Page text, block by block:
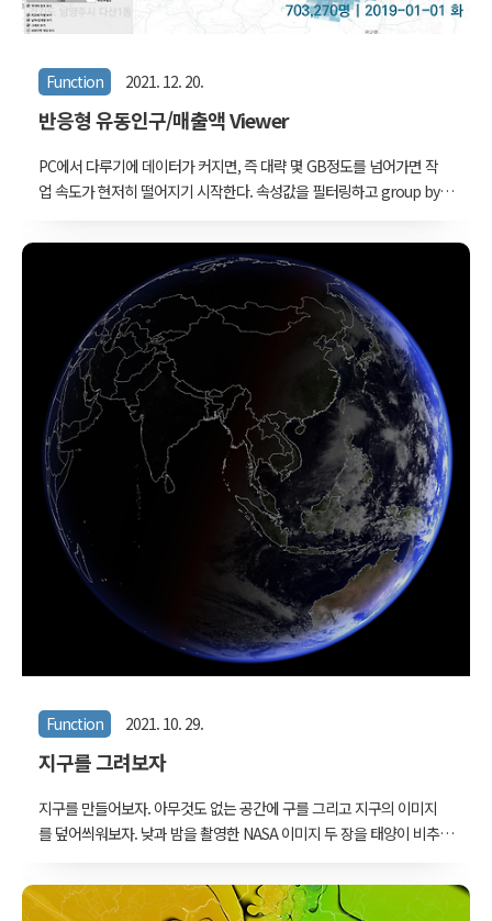
Function 2021. 12. 20.
반응형 유동인구/매출액 Viewer
PC에서 다루기에 데이터가 커지면, 즉 대략 몇 GB정도를 넘어가면 작
업 속도가 현저히 떨어지기 시작한다. 속성값을 필터링하고 group by
교하는 그래프를 그리는데도 적지 않은 노력이 든다. 많은 양의 데이터
를 탐색할 때는 생각의 끊김 없이 데이터를 헤집어볼 수 있는게 중요한
데, 속성을 덜어내거나 더할 때, 혹은 날짜를 바꿔가면서 값들을 비교해
볼때, 시군구 단위처럼 넓은 지역의 집계량을 비교해볼 때 실시간으로
결과물을 확인할 수 있다면 데이터가 가진 특성을 빠른 시간안에 이해
할 수 있고 문제점 혹은 특별한 현상을 발견하기가 매우 용이해진다.
데이터 필터링에서 시각화로 이어지는 반복되는 작업들을, 현대의 빠
른 PC성능을 최대한 활용해서..
Function 2021. 10. 29.
지구를 그려보자
지구를 만들어보자. 아무것도 없는 공간에 구를 그리고 지구의 이미지
를 덮어씌워보자. 낮과 밤을 촬영한 NASA 이미지 두 장을 태양이 비추
는 곳을 황혼처럼 약간 붉게 만들어보자. 푸르스름한 지구 주변의 대기
도 표현하면 그럭저럭 완성이 된다. 아, 당연히 연월일시에 따라 지구